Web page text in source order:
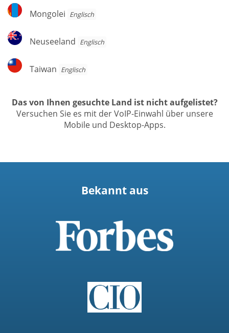
Mongolei
Mongolei Englisch
Neuseeland
Neuseeland Englisch
Taiwan
Taiwan Englisch
Das von Ihnen gesuchte Land ist nicht aufgelistet?
Versuchen Sie es mit der VoIP-Einwahl über unsere
Mobile und Desktop-Apps.
Bekannt aus